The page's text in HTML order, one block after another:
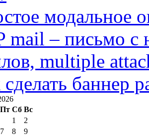
модальное
mail – письмо с
multiple
баннер
Пт Сб Вс
1
2
7 8
9